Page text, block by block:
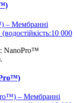
NanoPro™